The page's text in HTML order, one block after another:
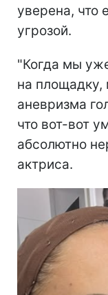
уверена, что
угрозой.
"Когда мы
на площадку,
аневризма
что вот-вот
абсолютно
актриса.